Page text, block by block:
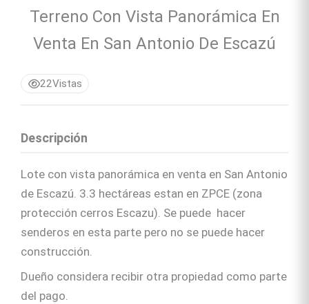
Terreno Con Vista Panorámica En
Venta En San Antonio De Escazú
22Vistas
Descripción
Lote con vista panorámica en venta en San Antonio
de Escazú. 3.3 hectáreas estan en ZPCE (zona
protección cerros Escazu). Se puede hacer
senderos en esta parte pero no se puede hacer
construcción.
Dueño considera recibir otra propiedad como parte
del pago.